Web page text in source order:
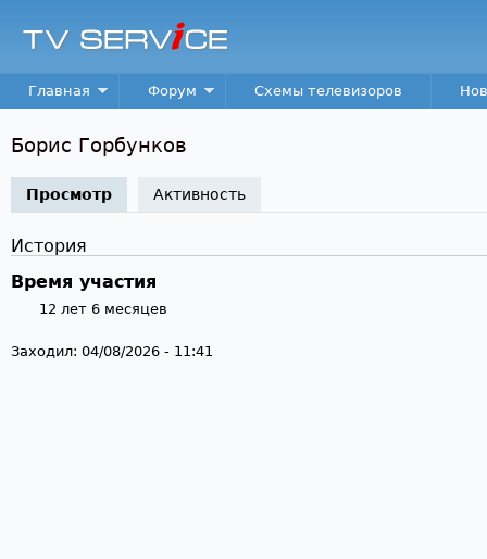
TV
Service
Main menu
Главная Форум Схемы телевизоров
Борис Горбунков
Просмотр (активная вкладка)
Активность
История
Время участия
12 лет 6 месяцев
Заходил: 04/08/2026 - 11:41